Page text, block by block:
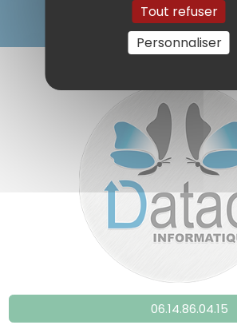
06.14.86.04.15
Tout refuser
Personnaliser